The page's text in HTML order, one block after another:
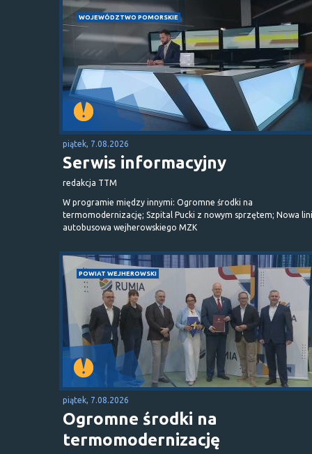
WOJEWÓDZTWO POMORSKIE
piątek, 7.08.2026
Serwis informacyjny
redakcja TTM
W programie między innymi: Ogromne środki na
termomodernizację; Szpital Pucki z nowym sprzętem; Nowa
autobusowa wejherowskiego MZK
POWIAT WEJHEROWSKI
piątek, 7.08.2026
Ogromne środki na
termomodernizację